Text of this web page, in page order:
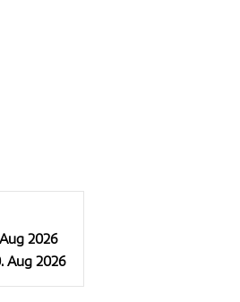
2026
Aug 2026